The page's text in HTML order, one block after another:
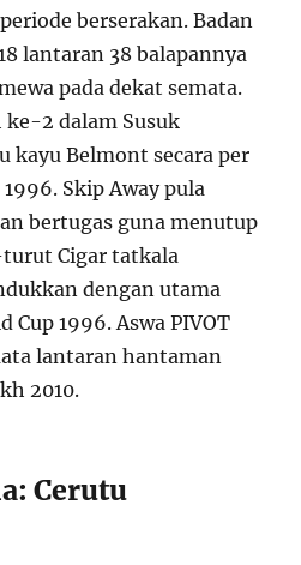
berserakan. Badan
lantaran 38 balapannya
pada dekat semata.
ke-2 dalam Susuk
kayu Belmont secara per
Skip Away pula
bertugas guna menutup
Cigar tatkala
dengan utama
Cup 1996. Aswa PIVOT
lantaran hantaman
2010.
Cerutu